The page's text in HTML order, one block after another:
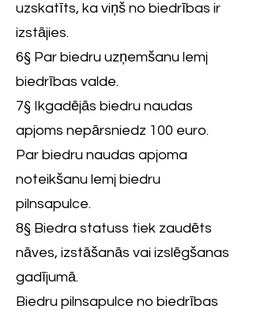
uzskatīts, ka viņš no biedrības ir
izstājies.
6§ Par biedru uzņemšanu lemj
biedrības valde.
7§ Ikgadējās biedru naudas
apjoms nepārsniedz 100 euro.
Par biedru naudas apjoma
noteikšanu lemj biedru
pilnsapulce.
8§ Biedra statuss tiek zaudēts
nāves, izstāšanās vai izslēgšanas
gadījumā.
Biedru pilnsapulce no biedrības